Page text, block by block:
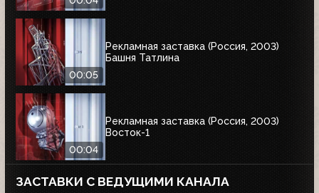
00:05
Рекламная заставка (Россия, 2003)
Башня Татлина
00:04
Рекламная заставка (Россия, 2003)
Восток-1
ЗАСТАВКИ С ВЕДУЩИМИ КАНАЛА